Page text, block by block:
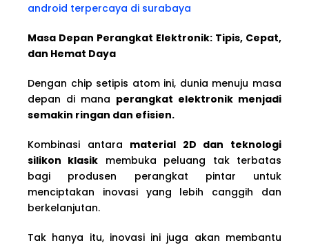
android terpercaya di surabaya
Masa Depan Perangkat Elektronik: Tipis, Cepat,
dan Hemat Daya
Dengan chip setipis atom ini, dunia menuju masa
depan di mana perangkat elektronik menjadi
semakin ringan dan efisien.
Kombinasi antara material 2D dan teknologi
silikon klasik membuka peluang tak terbatas
bagi produsen perangkat pintar untuk
menciptakan inovasi yang lebih canggih dan
berkelanjutan.
Tak hanya itu, inovasi ini juga akan membantu